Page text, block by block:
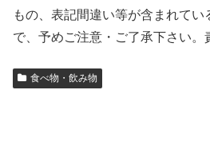
もの、表記間違い等が含まれて
で、予めご注意・ご了承下さい。
食べ物・飲み物